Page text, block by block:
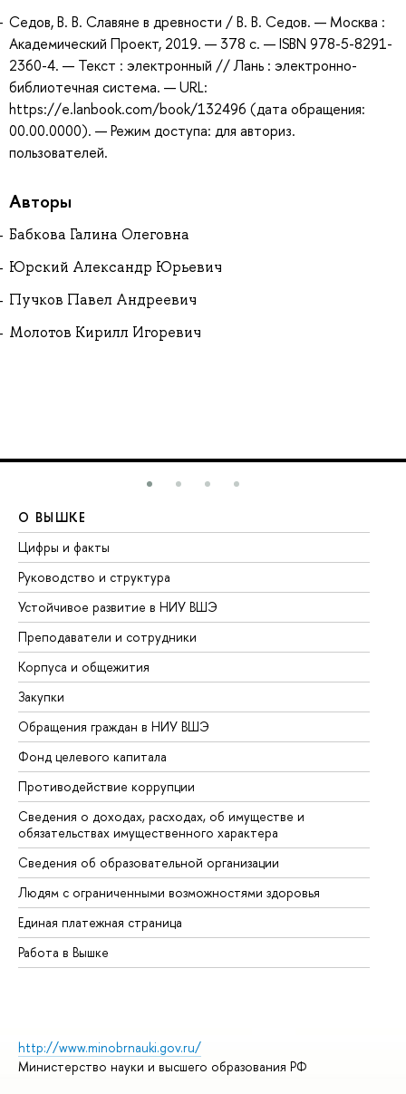
Седов, В. В. Славяне в древности / В. В. Седов. — Москва :
Академический Проект, 2019. — 378 с. — ISBN 978-5-8291-
2360-4. — Текст : электронный // Лань : электронно-
библиотечная система. — URL:
https://e.lanbook.com/book/132496 (дата обращения:
00.00.0000). — Режим доступа: для авториз.
пользователей.
Авторы
Бабкова Галина Олеговна
Юрский Александр Юрьевич
Пучков Павел Андреевич
Молотов Кирилл Игоревич
О ВЫШКЕ
Цифры и факты
Руководство и структура
Устойчивое развитие в НИУ ВШЭ
Преподаватели и сотрудники
Корпуса и общежития
Закупки
Обращения граждан в НИУ ВШЭ
Фонд целевого капитала
Противодействие коррупции
Сведения о доходах, расходах, об имуществе и
обязательствах имущественного характера
Сведения об образовательной организации
Людям с ограниченными возможностями здоровья
Единая платежная страница
Работа в Вышке
http://www.minobrnauki.gov.ru/
Министерство науки и высшего образования РФ